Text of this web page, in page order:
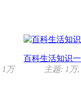
1万
百科生活知识一
主题: 1万,